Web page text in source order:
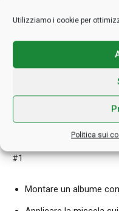
Utilizziamo i cookie per
Politica sui
6. Utilizzare
maionese
Le uova e la maionese
della loro utilità sta nelle
rafforzare i capelli e a
eccessivamente sfibrati o
#1
Montare un albume